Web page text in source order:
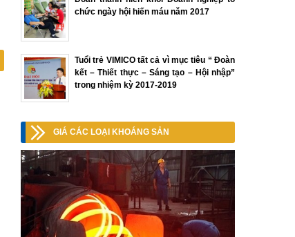
chức ngày hội hiến máu năm 2017
Tuổi trẻ VIMICO tất cả vì mục tiêu “ Đoàn
kết – Thiết thực – Sáng tạo – Hội nhập”
trong nhiệm kỳ 2017-2019
GIÁ CÁC LOẠI KHOÁNG SẢN